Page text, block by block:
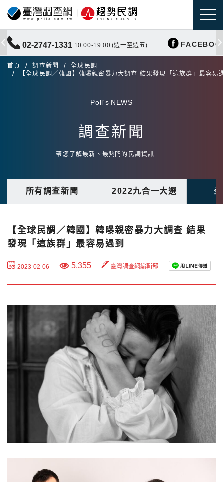
02-2747-1331 10:00-19:00 (週一至週五)
首頁 調查新聞
全球民調
【全球民調／韓國】韓曝親密暴力大調查 結果發現「這族群」最容易
Poll's NEWS
調查新聞
帶您了解最新、最熱門的民調資訊......
所有調查新聞 2022九合一大選
【全球民調／韓國】韓曝親密暴力大調查 結果
發現「這族群」最容易遇到
2023-02-06 5,355 臺灣調查網編輯部